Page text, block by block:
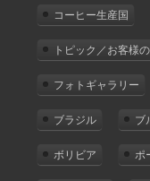
コーヒー生産国
トピック／お客様
フォトギャラリー
ブラジル ブ
ボリビア ポ